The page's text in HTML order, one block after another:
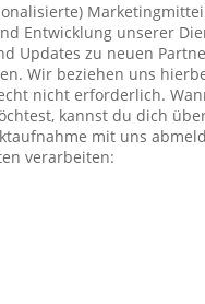
Entwicklung unserer
Updates zu neuen
Wir beziehen uns
nicht erforderlich.
kannst du dich
mit uns
verarbeiten: